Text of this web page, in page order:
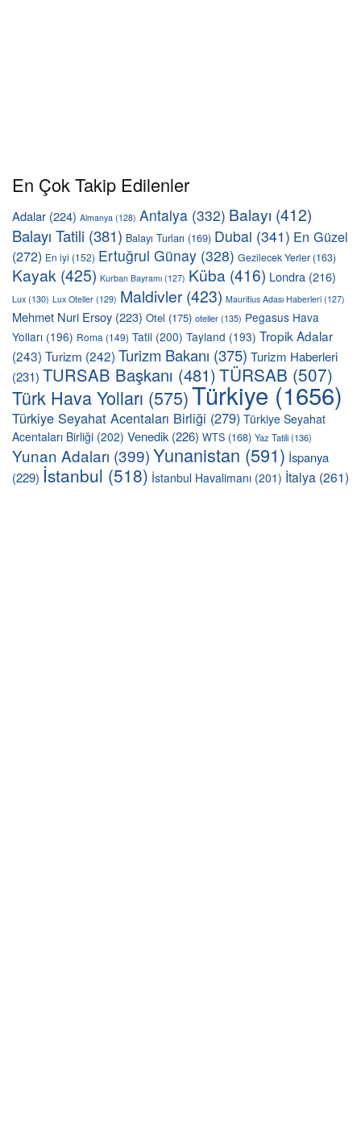
En Çok Takip Edilenler
Adalar (224) Almanya (128) Antalya (332) Balayı (412)
Balayı Tatili (381) Balayı Turları (169) Dubai (341) En Güzel
(272) En iyi (152) Ertuğrul Günay (328) Gezilecek Yerler (163)
Kayak (425) Kurban Bayramı (127) Küba (416) Londra (216)
Lux (130) Lux Oteller (129) Maldivler(423) Mauritius Adası Haberleri (127)
Mehmet Nuri Ersoy (223) Otel (175) oteller(135) Pegasus Hava
Yolları (196) Roma (149) Tatil (200) Tayland (193) Tropik Adalar
(243) Turizm (242) Turizm Bakanı (375) Turizm Haberleri
(231) TURSAB Başkanı (481)TÜRSAB (507)
Türk Hava Yolları (575)Türkiye (1656)
Türkiye Seyahat Acentaları Birliği (279) Türkiye Seyahat
Acentaları Birliği (202) Venedik (226) WTS (168) Yaz Tatili(136)
Yunan Adaları (399)Yunanistan (591) İspanya
(229) İstanbul (518) İstanbul Havalimanı (201) İtalya (261)